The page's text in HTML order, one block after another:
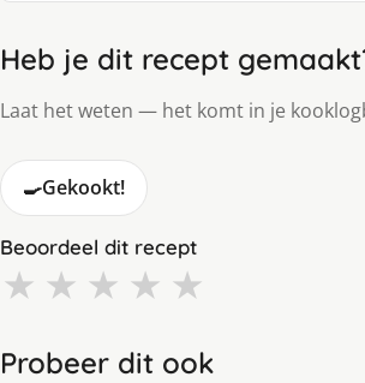
Heb je dit recept
Laat het weten — het komt in je
🍳Gekookt!
Beoordeel dit recept
★ ★ ★ ★ ★
Probeer dit ook